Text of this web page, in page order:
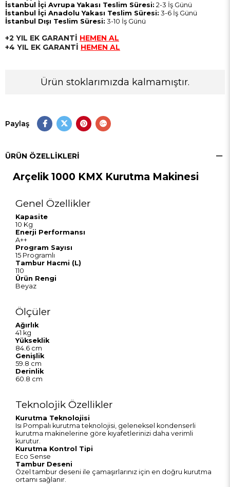
İstanbul İçi Avrupa Yakası Teslim Süresi: 2-3 İş Günü
İstanbul İçi Anadolu Yakası Teslim Süresi: 3-6 İş Günü
İstanbul Dışı Teslim Süresi: 3-10 İş Günü
+2 YIL EK GARANTİ HEMEN AL
+4 YIL EK GARANTİ HEMEN AL
Ürün stoklarımızda kalmamıştır.
Paylaş
ÜRÜN ÖZELLIKLERI
Arçelik 1000 KMX Kurutma Makinesi
Genel Özellikler
Kapasite
10 Kg
Enerji Performansı
A++
Program Sayısı
15 Programlı
Tambur Hacmi (L)
110
Ürün Rengi
Beyaz
Ölçüler
Ağırlık
41 kg
Yükseklik
84.6 cm
Genişlik
59.8 cm
Derinlik
60.8 cm
Teknolojik Özellikler
Kurutma Teknolojisi
Isı Pompalı kurutma teknolojisi, geleneksel kondenserli
kurutma makinelerine göre kıyafetlerinizi daha verimli
kurutur.
Kurutma Kontrol Tipi
Eco Sense
Tambur Deseni
Özel tambur deseni ile çamaşırlarınız için en doğru kurutma
ortamı sağlanır.